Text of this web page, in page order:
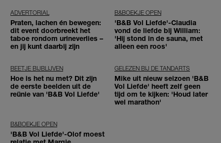
ADVERTORIAL
Praten, lachen én bewegen:
dit event doorbreekt het
taboe rondom urineverlies –
en jij kunt daarbij zijn
B&BOEKJE OPEN
'B&B Vol Liefde'-Claudia
vond de liefde bij William:
'Hij stond in de sauna, met
alleen een roos'
BEETJE BIJBLIJVEN
Hoe is het nu met? Dit zijn
de eerste beelden uit de
reünie van 'B&B Vol Liefde'
GELEZEN BIJ DE TANDARTS
Mike uit nieuw seizoen 'B&B
Vol Liefde' heeft zelf geen
tijd om te kijken: 'Houd later
wel marathon'
B&BOEKJE OPEN
'B&B Vol Liefde'-Olof moest